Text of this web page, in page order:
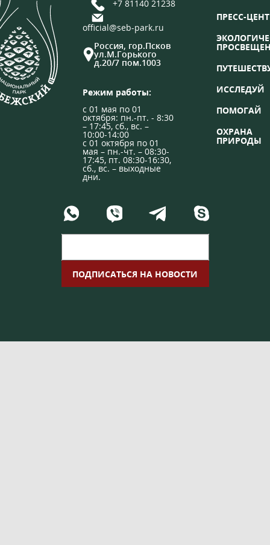
+7 81140 21238
official@seb-park.ru
Россия, гор.Псков
ул.М.Горького
д.20/7 пом.1003
Режим работы:
с 01 мая по 01
октября: пн.-пт. - 8:30
– 17:45, сб., вс. –
10:00-14:00
с 01 октября по 01
мая – пн.-чт. – 08:30-
17:45, пт. 08:30-16:30,
сб., вс. – выходные
дни.
ПРЕСС-
ИССЛЕДУЙ
ПОМОГАЙ
ОХРАНА
ПРИРОДЫ